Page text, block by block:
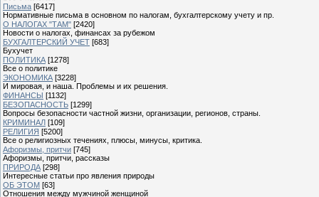
Письма [6417]
Нормативные письма в основном по налогам, бухгалтерскому учету и пр.
О НАЛОГАХ "ТАМ" [2420]
Новости о налогах, финансах за рубежом
БУХГАЛТЕРСКИЙ УЧЕТ [683]
Бухучет
ПОЛИТИКА [1278]
Все о политике
ЭКОНОМИКА [3228]
И мировая, и наша. Проблемы и их решения.
ФИНАНСЫ [1132]
БЕЗОПАСНОСТЬ [1299]
Вопросы безопасности частной жизни, организации, регионов, страны.
КРИМИНАЛ [109]
РЕЛИГИЯ [5200]
Все о религиозных течениях, плюсы, минусы, критика.
Афоризмы, притчи [745]
Афоризмы, притчи, рассказы
ПРИРОДА [298]
Интересные статьи про явления природы
ОБ ЭТОМ [63]
Отношения между мужчиной женщиной